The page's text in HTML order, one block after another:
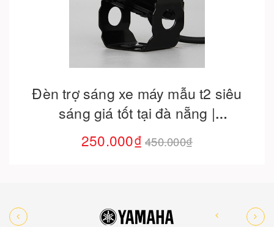
Đèn trợ sáng xe máy mẫu t2 siêu
sáng giá tốt tại đà nẵng |
thaivinhmotor
250.000₫ 450.000₫
Cho vào giỏ hàng